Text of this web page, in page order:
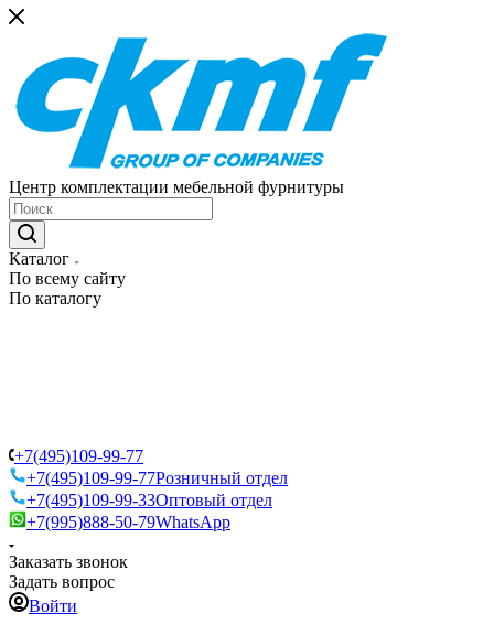
Центр комплектации мебельной фурнитуры
Каталог
По всему сайту
По каталогу
+7(495)109-99-77
+7(495)109-99-77Розничный отдел
+7(495)109-99-33Оптовый отдел
+7(995)888-50-79WhatsApp
Заказать звонок
Задать вопрос
Войти